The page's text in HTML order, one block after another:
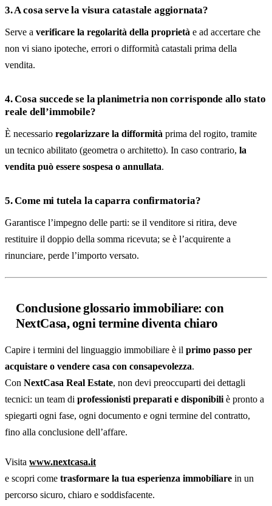
3. A cosa serve la visura catastale aggiornata?
Serve a verificare la regolarità della proprietà e ad accertare che
non vi siano ipoteche, errori o difformità catastali prima della
vendita.
4. Cosa succede se la planimetria non corrisponde allo stato
reale dell’immobile?
È necessario regolarizzare la difformità prima del rogito, tramite
un tecnico abilitato (geometra o architetto). In caso contrario, la
vendita può essere sospesa o annullata.
5. Come mi tutela la caparra confirmatoria?
Garantisce l’impegno delle parti: se il venditore si ritira, deve
restituire il doppio della somma ricevuta; se è l’acquirente a
rinunciare, perde l’importo versato.
Conclusione glossario immobiliare: con
NextCasa, ogni termine diventa chiaro
Capire i termini del linguaggio immobiliare è il primo passo per
acquistare o vendere casa con consapevolezza.
Con NextCasa Real Estate, non devi preoccuparti dei dettagli
tecnici: un team di professionisti preparati e disponibili è pronto a
spiegarti ogni fase, ogni documento e ogni termine del contratto,
fino alla conclusione dell’affare.
Visita www.nextcasa.it
e scopri come trasformare la tua esperienza immobiliare in un
percorso sicuro, chiaro e soddisfacente.